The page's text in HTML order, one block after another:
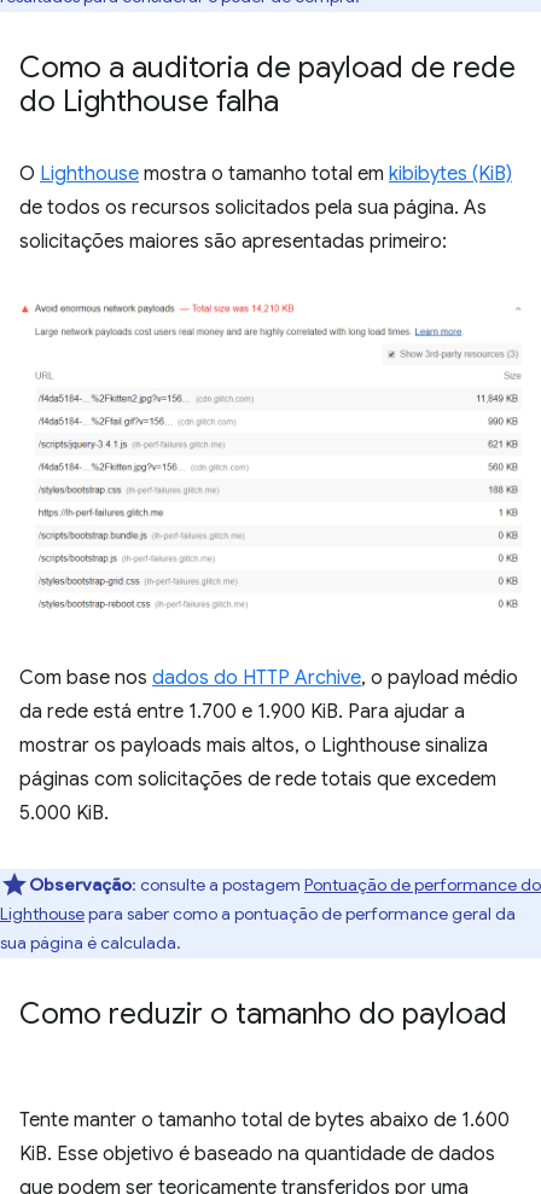
Como a auditoria de payload de rede
do Lighthouse falha
O Lighthouse mostra o tamanho total em kibibytes (KiB)
de todos os recursos solicitados pela sua página. As
solicitações maiores são apresentadas primeiro:
Com base nos dados do HTTP Archive, o payload médio
da rede está entre 1.700 e 1.900 KiB. Para ajudar a
mostrar os payloads mais altos, o Lighthouse sinaliza
páginas com solicitações de rede totais que excedem
5.000 KiB.
Observação: consulte a postagem Pontuação de performance do
Lighthousepara saber como a pontuação de performance geral da
sua página é calculada.
Como reduzir o tamanho do payload
Tente manter o tamanho total de bytes abaixo de 1.600
KiB. Esse objetivo é baseado na quantidade de dados
que podem ser teoricamente transferidos por uma